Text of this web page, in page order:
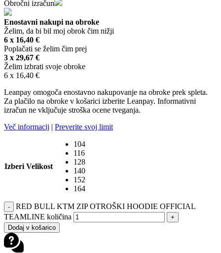
Obročni izračun
Enostavni nakupi na obroke
Želim, da bi bil moj obrok čim nižji
6 x 16,40 €
Poplačati se želim čim prej
3 x 29,67 €
Želim izbrati svoje obroke
6 x 16,40 €
Leanpay omogoča enostavno nakupovanje na obroke prek spleta.
Za plačilo na obroke v košarici izberite Leanpay. Informativni
izračun ne vključuje stroška ocene tveganja.
Več informacij | Preverite svoj limit
Izberi Velikost
104
116
128
140
152
164
-
RED BULL KTM ZIP OTROŠKI HOODIE OFFICIAL
TEAMLINE količina
+
Dodaj v košarico